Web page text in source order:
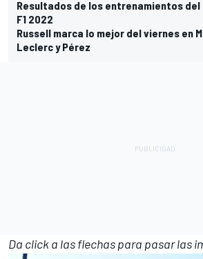
Resultados de los entrenamientos del
F1 2022
Russell marca lo mejor del viernes en
Leclerc y Pérez
Da click a las flechas para pasar las